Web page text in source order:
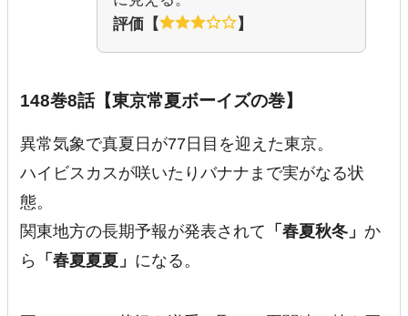
評価【
】
148巻8話【東京常夏ボーイズの巻】
異常気象で真夏日が77日目を迎えた東京。
ハイビスカスが咲いたりバナナまで実がなる状
態。
関東地方の長期予報が発表されて 「春夏秋冬」か
ら
「春夏夏夏」 になる。